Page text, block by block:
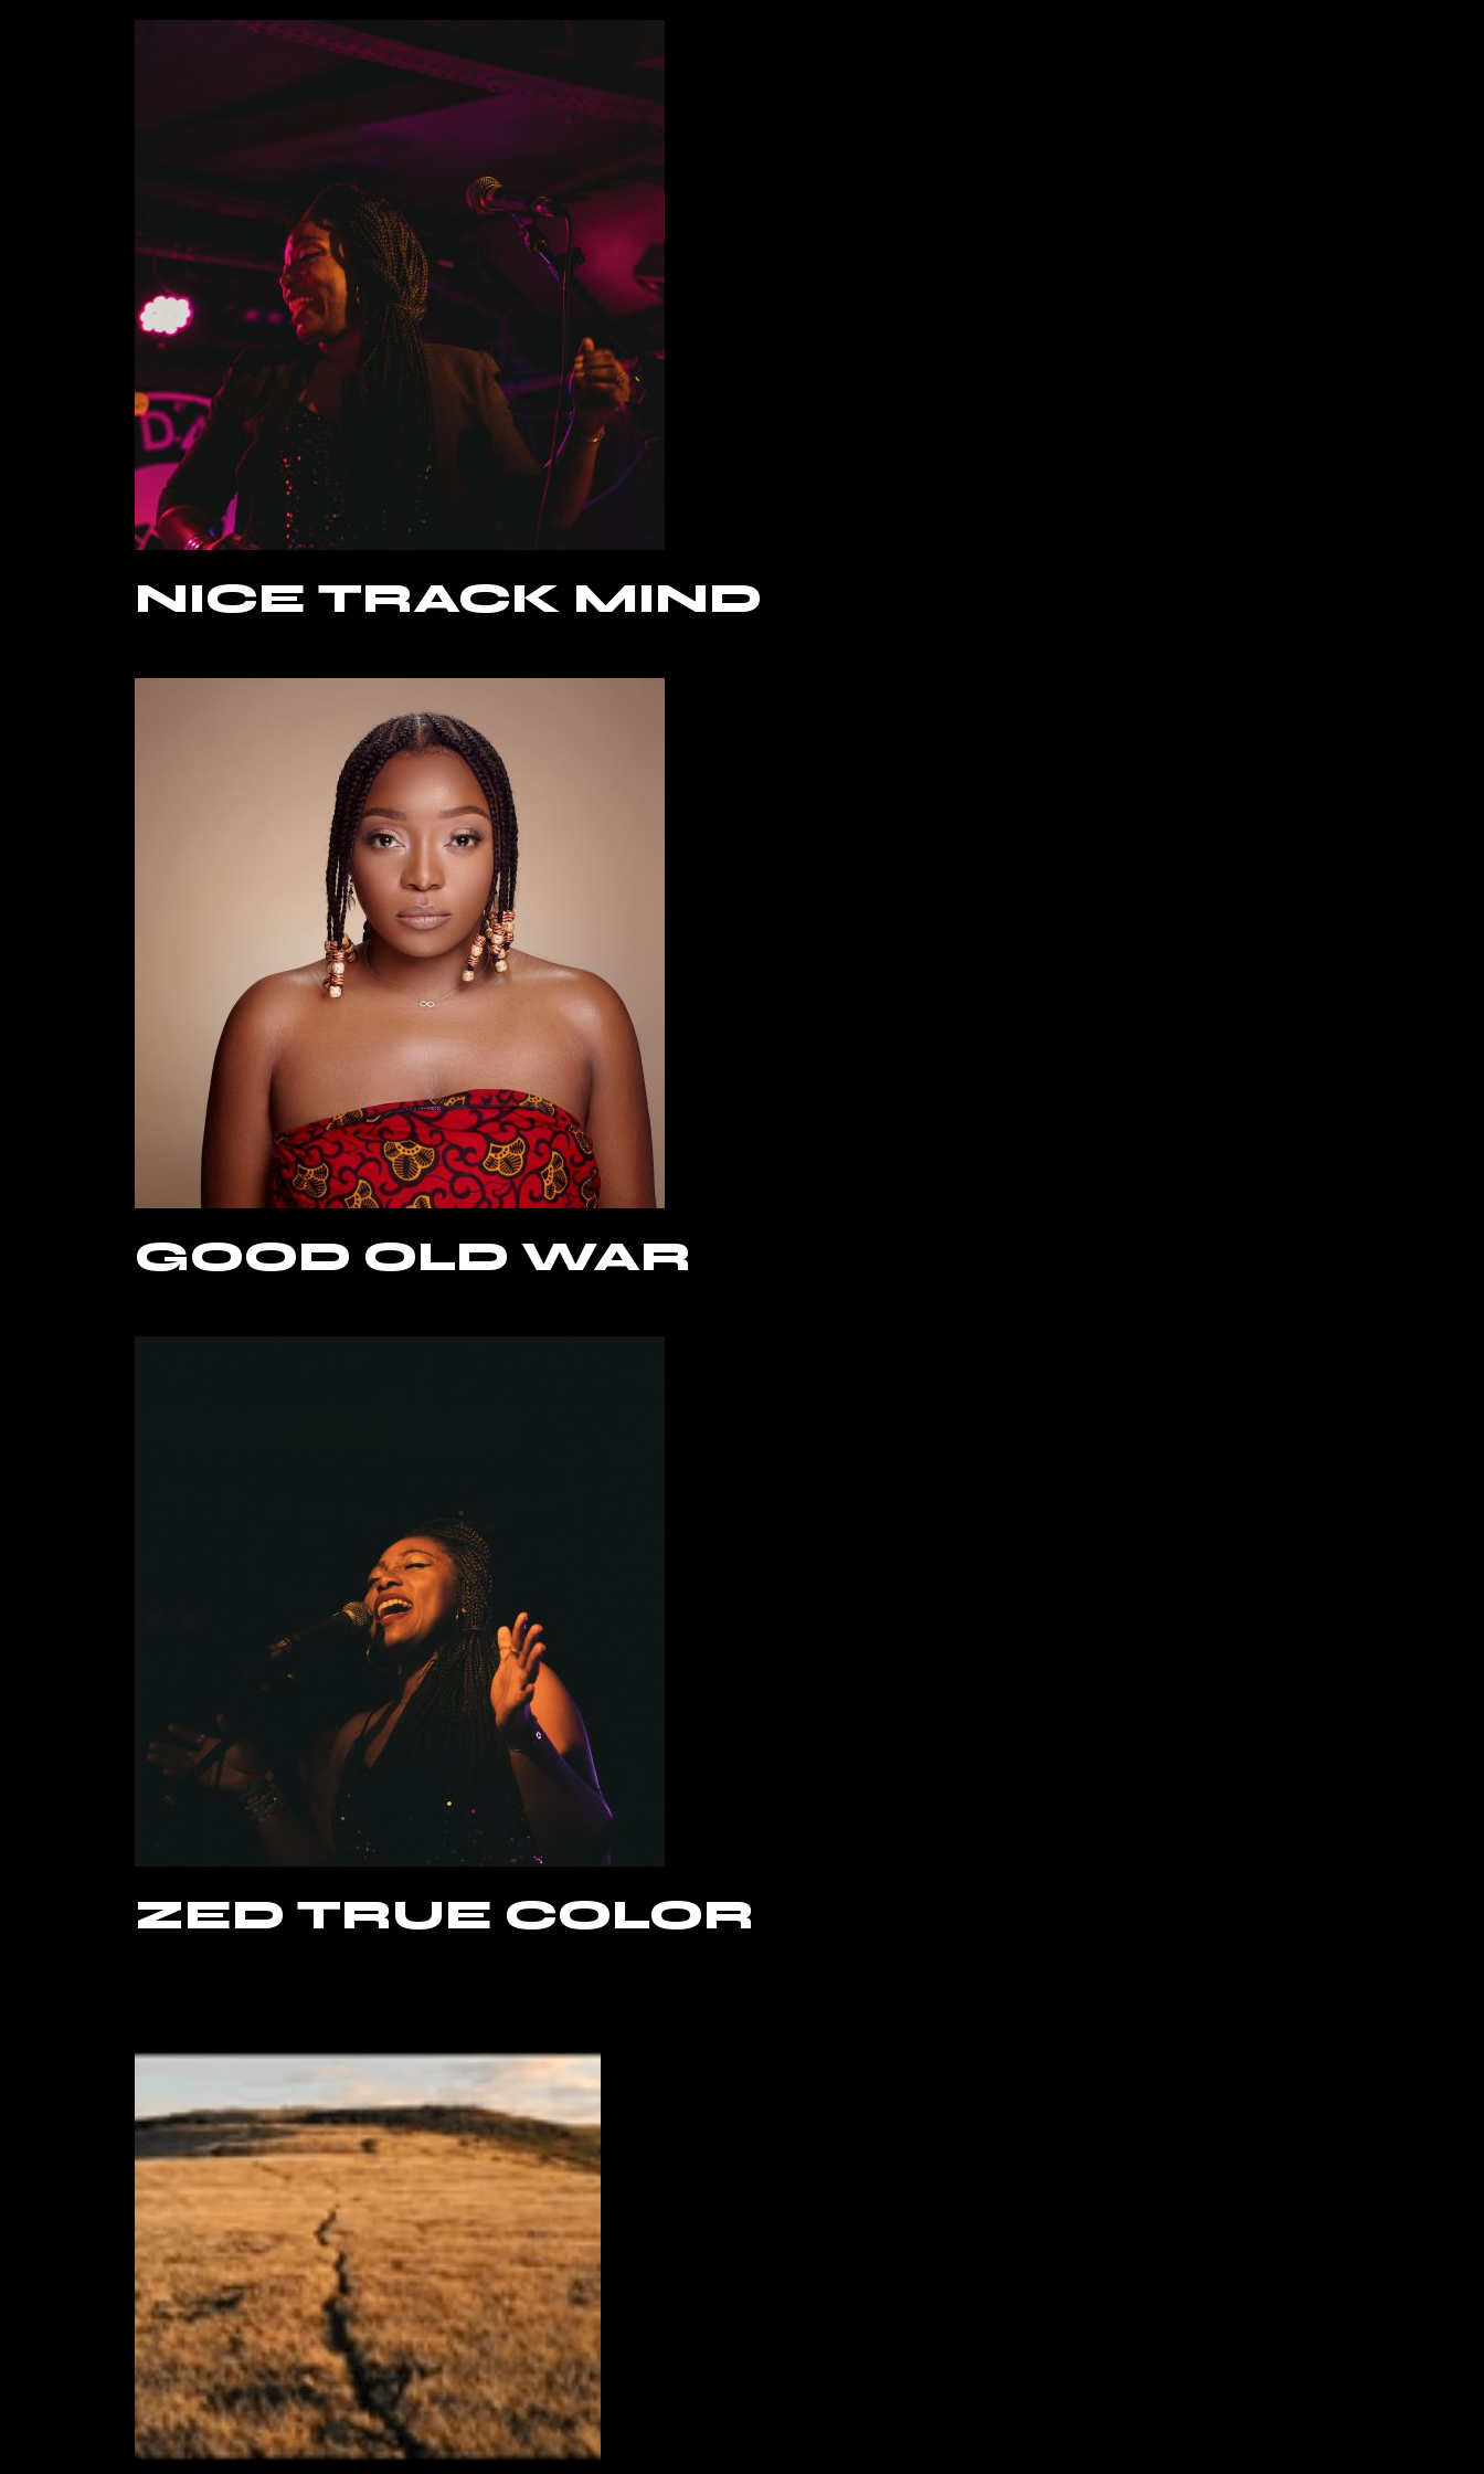
NICE TRACK MIND
GOOD OLD WAR
ZED TRUE COLOR